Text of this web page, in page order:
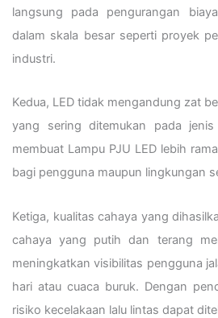
langsung pada pengurangan
dalam skala besar seperti proyek
industri.
Kedua, LED tidak mengandung zat
yang sering ditemukan pada
membuat Lampu PJU LED lebih
bagi pengguna maupun lingkungan
Ketiga, kualitas cahaya yang
cahaya yang putih dan terang
meningkatkan visibilitas pengguna
hari atau cuaca buruk. Dengan
risiko kecelakaan lalu lintas dapat